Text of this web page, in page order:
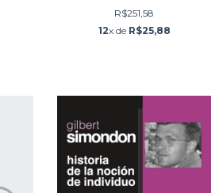
R$251,58
12x de R$25,88